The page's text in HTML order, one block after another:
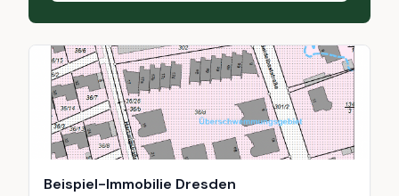
Beispiel-Immobilie Dresden